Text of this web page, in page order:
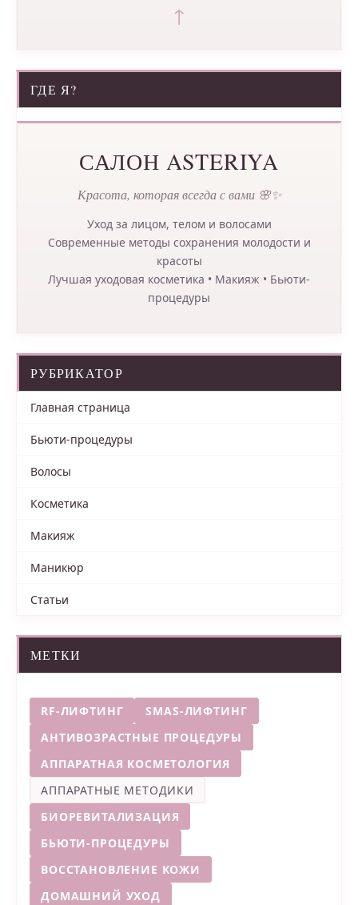
↑
ГДЕ Я?
САЛОН ASTERIYA
Красота, которая всегда с вами 🌸✨
Уход за лицом, телом и волосами
Современные методы сохранения молодости и
красоты
Лучшая уходовая косметика • Макияж • Бьюти-
процедуры
РУБРИКАТОР
Главная страница
Бьюти-процедуры
Волосы
Косметика
Макияж
Маникюр
Статьи
МЕТКИ
RF-ЛИФТИНГ
SMAS-ЛИФТИНГ
АНТИВОЗРАСТНЫЕ ПРОЦЕДУРЫ
АППАРАТНАЯ КОСМЕТОЛОГИЯ
АППАРАТНЫЕ МЕТОДИКИ
БИОРЕВИТАЛИЗАЦИЯ
БЬЮТИ-ПРОЦЕДУРЫ
ВОССТАНОВЛЕНИЕ КОЖИ
ДОМАШНИЙ УХОД